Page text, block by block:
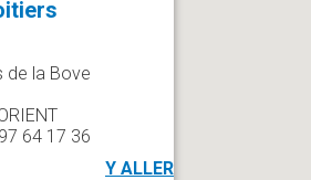
de la Bove
64 17 36
Y ALLER